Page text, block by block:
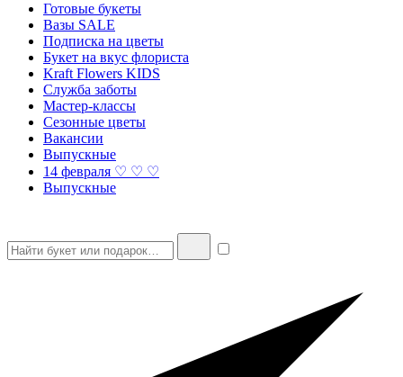
Готовые букеты
Вазы SALE
Подписка на цветы
Букет на вкус флориста
Kraft Flowers KIDS
Служба заботы
Мастер-классы
Сезонные цветы
Вакансии
Выпускные
14 февраля ♡ ♡ ♡
Выпускные